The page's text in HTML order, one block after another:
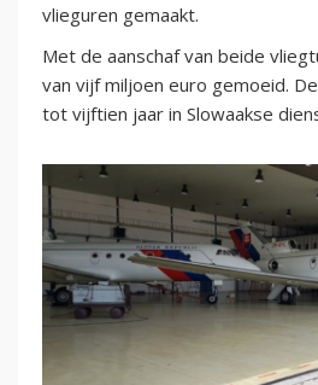
vlieguren gemaakt.
Met de aanschaf van beide
van vijf miljoen euro gemoeid.
tot vijftien jaar in Slowaakse